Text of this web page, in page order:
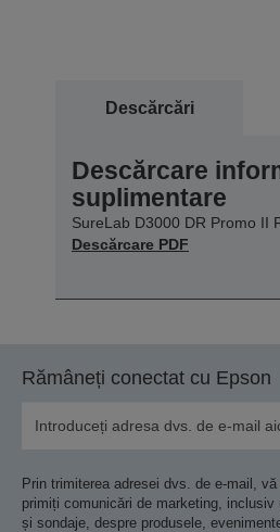
Descărcări
Descărcare
suplimentare
SureLab D3000 DR Promo II
Descărcare PDF
Rămâneți conectat cu Epson
Prin trimiterea adresei dvs. de e-mail,
primiți comunicări de marketing,
și sondaje, despre produsele,